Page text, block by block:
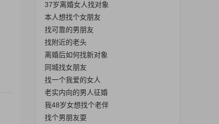
37岁离婚女人找对象
本人想找个女朋友
找可靠的男朋友
找附近的老头
离婚后如何找新对象
同城找女朋友
找一个我爱的女人
老实内向的男人征婚
我48岁女想找个老伴
找个男朋友耍